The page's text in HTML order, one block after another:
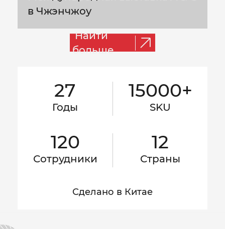
27
Годы
15000+
SKU
120
Сотрудники
12
Страны
Сделано в Китае
в Чжэнчжоу
Найти
больше